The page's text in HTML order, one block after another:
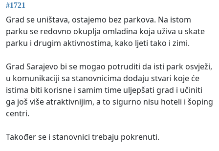
#1721
Grad se uništava, ostajemo bez parkova. Na istom
parku se redovno okuplja omladina koja uživa u skate
parku i drugim aktivnostima, kako ljeti tako i zimi.
Grad Sarajevo bi se mogao potruditi da isti park osvježi,
u komunikaciji sa stanovnicima dodaju stvari koje će
istima biti korisne i samim time uljepšati grad i učiniti
ga još više atraktivnijim, a to sigurno nisu hoteli i šoping
centri.
Također se i stanovnici trebaju pokrenuti.